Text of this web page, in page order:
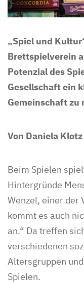
„Spiel und
Brettspielverein
Potenzial des
Gesellschaft ein
Gemeinschaft zu
Von Daniela Klotz
Beim Spielen
Hintergründe
Wenzel, einer der
kommt es auch
an.“ Da treffen
verschiedenen
Altersgruppen
Spielen.